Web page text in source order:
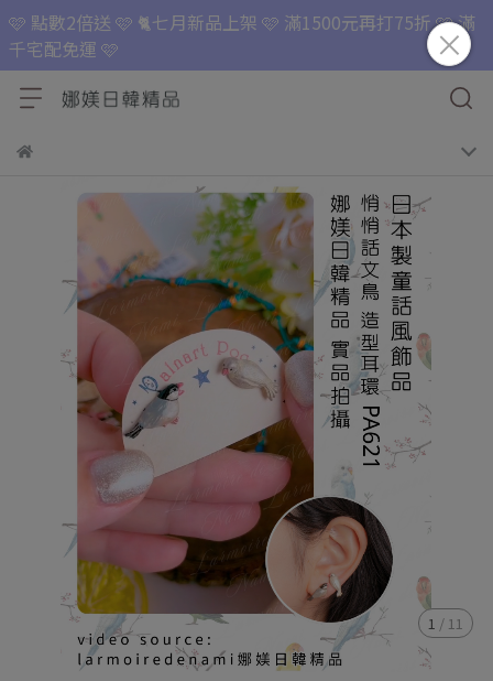
🩷 點數2倍送 🩷 🐈七月新品上架 🩷 滿1500元再打75折 🩷 滿
千宅配免運 🩷
1 / 11